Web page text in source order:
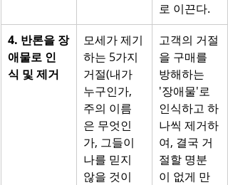
로 이끈다.
4. 반론을 장
애물로 인
식 및 제거
모세가 제기
하는 5가지
거절(내가
누구인가,
주의 이름
은 무엇인
가, 그들이
나를 믿지
않을 것이
고객의 거절
을 구매를
방해하는
'장애물'로
인식하고 하
나씩 제거하
여, 결국 거
절할 명분
이 없게 만